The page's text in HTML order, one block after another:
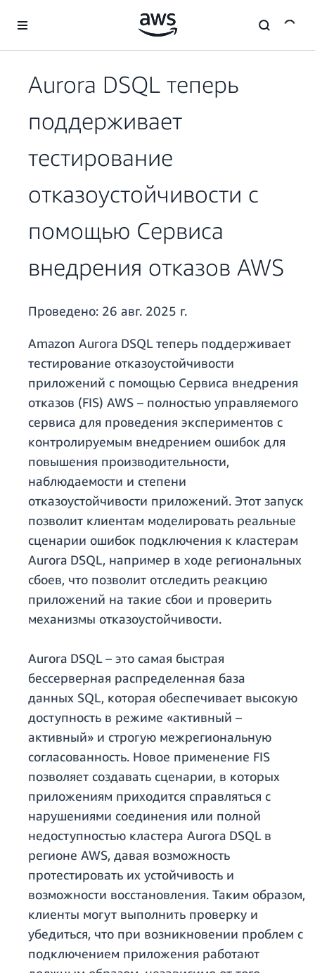
Перейти к главному контенту
Aurora DSQL теперь
поддерживает
тестирование
отказоустойчивости с
помощью Сервиса
внедрения отказов AWS
Проведено: 26 авг. 2025 г.
Amazon Aurora DSQL теперь поддерживает
тестирование отказоустойчивости
приложений с помощью Сервиса внедрения
отказов (FIS) AWS – полностью управляемого
сервиса для проведения экспериментов с
контролируемым внедрением ошибок для
повышения производительности,
наблюдаемости и степени
отказоустойчивости приложений. Этот запуск
позволит клиентам моделировать реальные
сценарии ошибок подключения к кластерам
Aurora DSQL, например в ходе региональных
сбоев, что позволит отследить реакцию
приложений на такие сбои и проверить
механизмы отказоустойчивости.
Aurora DSQL – это самая быстрая
бессерверная распределенная база
данных SQL, которая обеспечивает высокую
доступность в режиме «активный –
активный» и строгую межрегиональную
согласованность. Новое применение FIS
позволяет создавать сценарии, в которых
приложениям приходится справляться с
нарушениями соединения или полной
недоступностью кластера Aurora DSQL в
регионе AWS, давая возможность
протестировать их устойчивость и
возможности восстановления. Таким образом,
клиенты могут выполнить проверку и
убедиться, что при возникновении проблем с
подключением приложения работают